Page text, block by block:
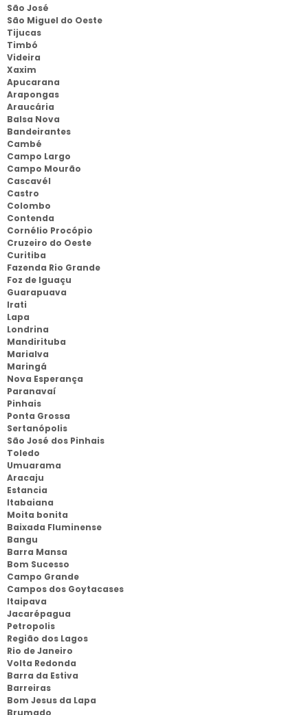
São José
São Miguel do Oeste
Tijucas
Timbó
Videira
Xaxim
Apucarana
Arapongas
Araucária
Balsa Nova
Bandeirantes
Cambé
Campo Largo
Campo Mourão
Cascavél
Castro
Colombo
Contenda
Cornélio Procópio
Cruzeiro do Oeste
Curitiba
Fazenda Rio Grande
Foz de Iguaçu
Guarapuava
Irati
Lapa
Londrina
Mandirituba
Marialva
Maringá
Nova Esperança
Paranavaí
Pinhais
Ponta Grossa
Sertanópolis
São José dos Pinhais
Toledo
Umuarama
Aracaju
Estancia
Itabaiana
Moita bonita
Baixada Fluminense
Bangu
Barra Mansa
Bom Sucesso
Campo Grande
Campos dos Goytacases
Itaipava
Jacarépagua
Petropolis
Região dos Lagos
Rio de Janeiro
Volta Redonda
Barra da Estiva
Barreiras
Bom Jesus da Lapa
Brumado